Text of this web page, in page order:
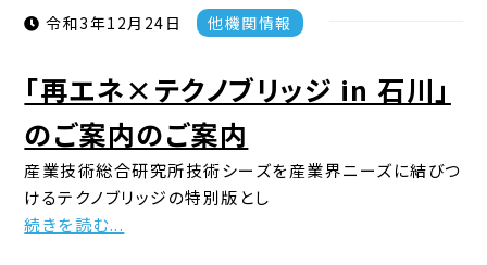
令和3年12月24日 他機関情報
「再エネ×テクノブリッジ in 石川」
のご案内のご案内
産業技術総合研究所技術シーズを産業界ニーズに結びつ
けるテクノブリッジの特別版とし
続きを読む...